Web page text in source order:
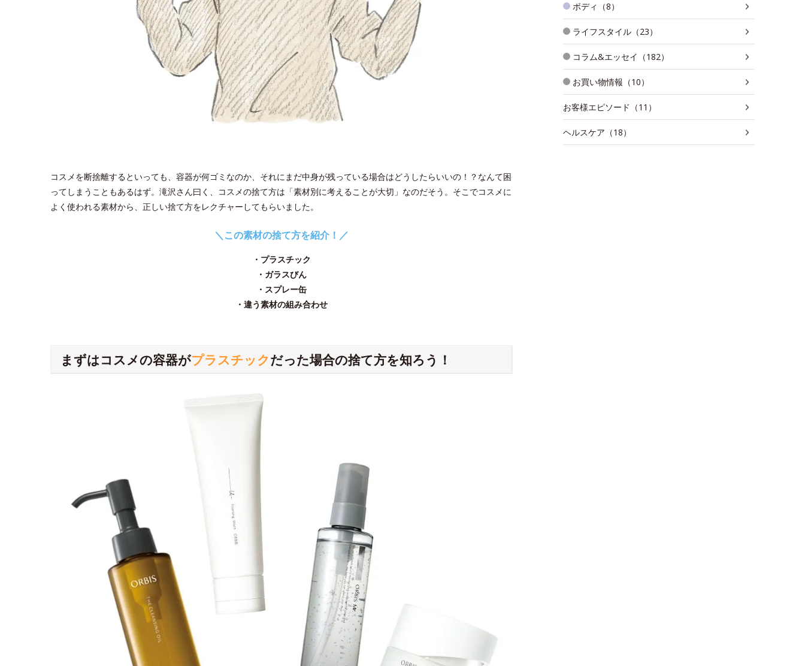
コスメを断捨離するといっても、容器が何ゴミなのか、それにまだ中身が残っている場合はどうしたらいいの！？なんて困
ってしまうこともあるはず。滝沢さん曰く、コスメの捨て方は「素材別に考えることが大切」なのだそう。そこでコスメに
よく使われる素材から、正しい捨て方をレクチャーしてもらいました。
＼この素材の捨て方を紹介！／
・プラスチック
・ガラスびん
・スプレー缶
・違う素材の組み合わせ
まずはコスメの容器がプラスチックだった場合の捨て方を知ろう！
ボディ（8）
ライフスタイル（23）
コラム&エッセイ（182）
お買い物情報（10）
お客様エピソード（11）
ヘルスケア（18）